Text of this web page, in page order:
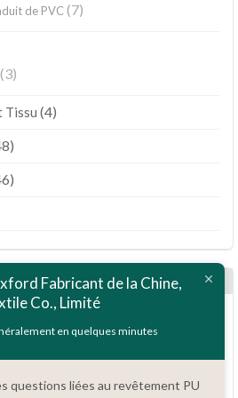
de PVC(7)
(3)
Tissu (4)
Fabricant de la Chine,
Co., Limité
en quelques minutes
questions liées au revêtement PU